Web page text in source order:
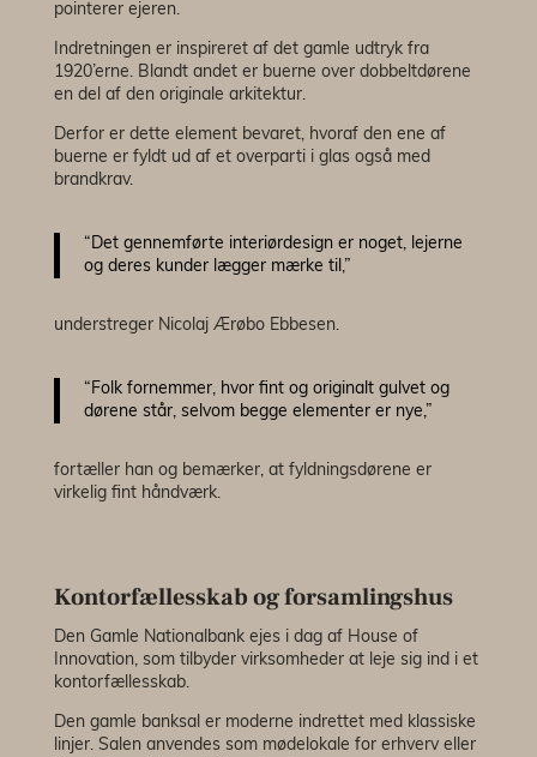
pointerer ejeren.
Indretningen er inspireret af det gamle udtryk fra
1920’erne. Blandt andet er buerne over dobbeltdørene
en del af den originale arkitektur.
Derfor er dette element bevaret, hvoraf den ene af
buerne er fyldt ud af et overparti i glas også med
brandkrav.
“Det gennemførte interiørdesign er noget, lejerne
og deres kunder lægger mærke til,”
understreger Nicolaj Ærøbo Ebbesen.
“Folk fornemmer, hvor fint og originalt gulvet og
dørene står, selvom begge elementer er nye,”
fortæller han og bemærker, at fyldningsdørene er
virkelig fint håndværk.
Kontorfællesskab og forsamlingshus
Den Gamle Nationalbank ejes i dag af House of
Innovation, som tilbyder virksomheder at leje sig ind i et
kontorfællesskab.
Den gamle banksal er moderne indrettet med klassiske
linjer. Salen anvendes som mødelokale for erhverv eller